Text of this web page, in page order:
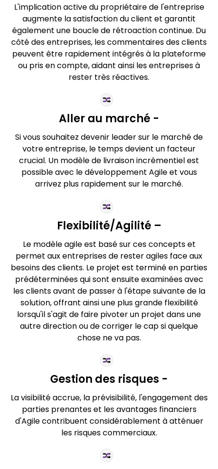
L'implication active du propriétaire de l'entreprise
augmente la satisfaction du client et garantit
également une boucle de rétroaction continue. Du
côté des entreprises, les commentaires des clients
peuvent être rapidement intégrés à la plateforme
ou pris en compte, aidant ainsi les entreprises à
rester très réactives.
Aller au marché -
Si vous souhaitez devenir leader sur le marché de
votre entreprise, le temps devient un facteur
crucial. Un modèle de livraison incrémentiel est
possible avec le développement Agile et vous
arrivez plus rapidement sur le marché.
Flexibilité/Agilité –
Le modèle agile est basé sur ces concepts et
permet aux entreprises de rester agiles face aux
besoins des clients. Le projet est terminé en parties
prédéterminées qui sont ensuite examinées avec
les clients avant de passer à l'étape suivante de la
solution, offrant ainsi une plus grande flexibilité
lorsqu'il s'agit de faire pivoter un projet dans une
autre direction ou de corriger le cap si quelque
chose ne va pas.
Gestion des risques -
La visibilité accrue, la prévisibilité, l'engagement des
parties prenantes et les avantages financiers
d'Agile contribuent considérablement à atténuer
les risques commerciaux.